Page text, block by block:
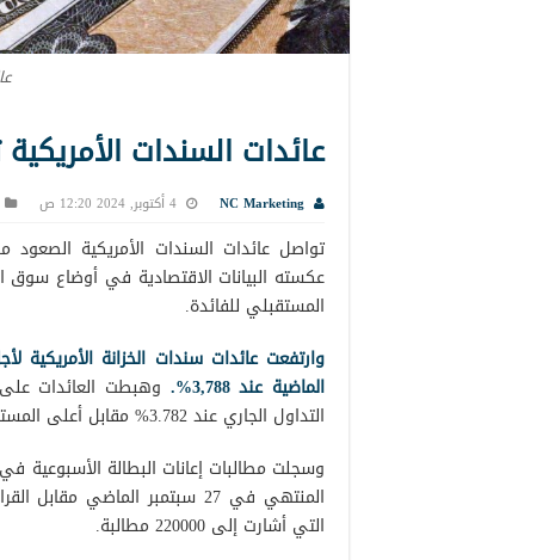
عائدات السندات
NC Marketing 4 أكتوبر, 2024 12:20 ص
تواصل عائدات السندات الأمريكية
عكسته البيانات الاقتصادية في أوضاع
المستقبلي للفائدة.
الماضية عند 3,788%.
وهبطت العائدات
التداول الجاري عند 3.782% مقابل أعلى المستويات الذي سجل 3.859%.
التي أشارت إلى 220000 مطالبة.